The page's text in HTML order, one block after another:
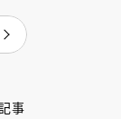
事